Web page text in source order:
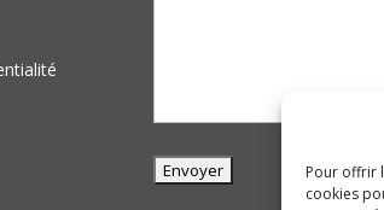
Pour offrir
cookies